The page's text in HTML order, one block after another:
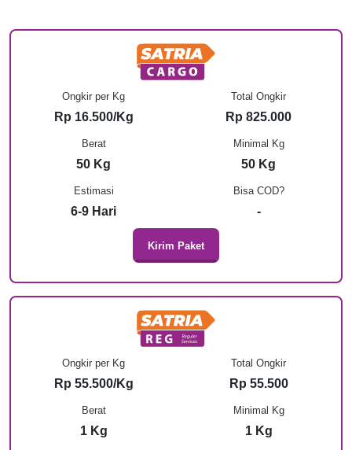
Bisa COD?
-
Ongkir per Kg
Rp 16.500/Kg
Total Ongkir
Rp 825.000
Berat
50 Kg
Minimal Kg
50 Kg
Estimasi
6-9 Hari
Kirim Paket
Ongkir per Kg
Rp 55.500/Kg
Total Ongkir
Rp 55.500
Berat
1 Kg
Minimal Kg
1 Kg